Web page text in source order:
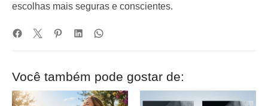
escolhas mais seguras e conscientes.
Você também pode gostar de: